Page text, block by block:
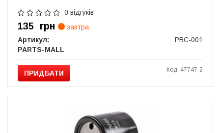
0 відгуків
135 грн
завтра
Артикул:
PBC-001
PARTS-MALL
ПРИДБАТИ Код: 47747-2